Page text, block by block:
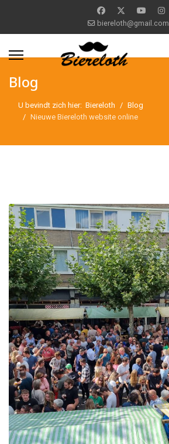
biereloth@gmail.com
Blog
U bevindt zich hier: Biereloth
Blog
Nieuwe Biereloth website online